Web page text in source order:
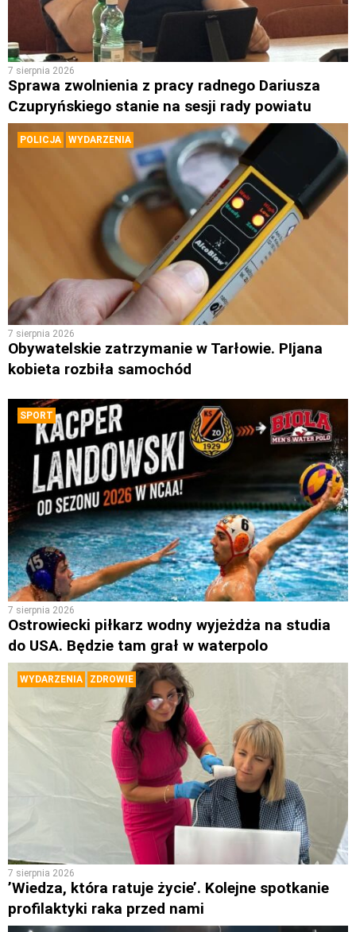
7 sierpnia 2026
Sprawa zwolnienia z pracy radnego Dariusza
Czupryńskiego stanie na sesji rady powiatu
POLICJA WYDARZENIA
7 sierpnia 2026
Obywatelskie zatrzymanie w Tarłowie. PIjana
kobieta rozbiła samochód
SPORT
7 sierpnia 2026
Ostrowiecki piłkarz wodny wyjeżdża na studia
do USA. Będzie tam grał w waterpolo
WYDARZENIA ZDROWIE
7 sierpnia 2026
’Wiedza, która ratuje życie’. Kolejne spotkanie
profilaktyki raka przed nami